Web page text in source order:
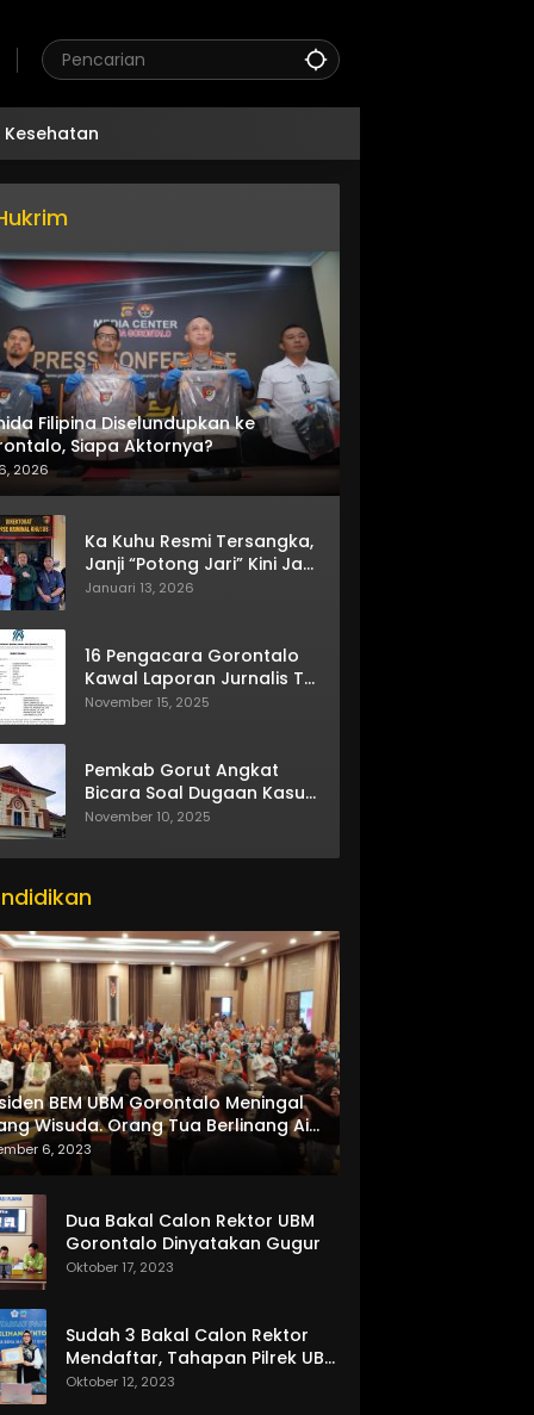
Kesehatan
Filipina Diselundupkan ke
Siapa Aktornya?
2026
Ka Kuhu Resmi Tersangka,
Janji “Potong Jari” Kini Jadi
Bumerang
Januari 13, 2026
16 Pengacara Gorontalo
Kawal Laporan Jurnalis TV
One
November 15, 2025
Pemkab Gorut Angkat
Bicara Soal Dugaan Kasus
Asusila Oknum ASN
November 10, 2025
BEM UBM Gorontalo Meningal
Wisuda. Orang Tua Berlinang Air
Menerima SKL dan Pemasangan
6, 2023
Dua Bakal Calon Rektor UBM
Gorontalo Dinyatakan Gugur
Oktober 17, 2023
Sudah 3 Bakal Calon Rektor
Mendaftar, Tahapan Pilrek UBM
Gorontalo Makin Seru
Oktober 12, 2023